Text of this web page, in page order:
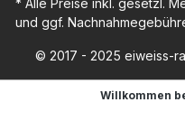
* Alle Preise inkl. gesetzl.
und ggf.
© 2017 - 2025 eiweiss-
Willkommen